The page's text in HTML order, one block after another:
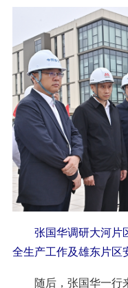
张国华调研大河片
全生产工作及雄东片区
随后，张国华一行